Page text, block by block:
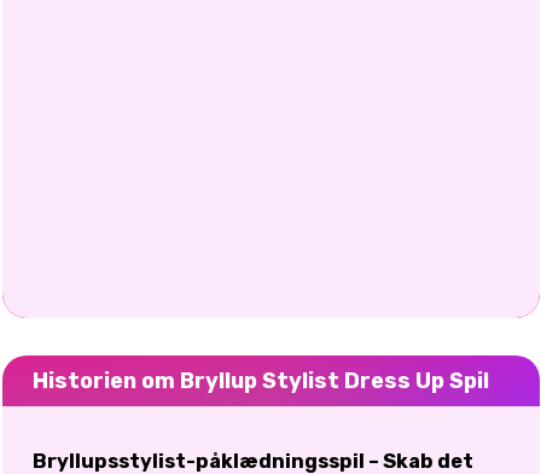
Historien om Bryllup Stylist Dress Up Spil
Bryllupsstylist-påklædningsspil – Skab det